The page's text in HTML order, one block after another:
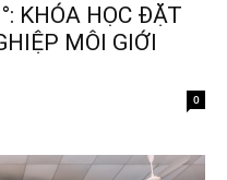
KHÓA HỌC ĐẶT
MÔI GIỚI
0